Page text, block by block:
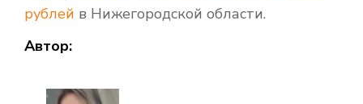
рублей в Нижегородской области.
Автор: